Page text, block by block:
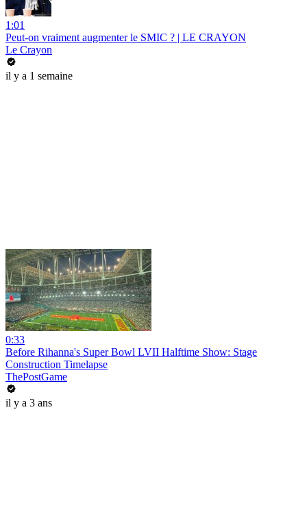
1:01
Peut-on vraiment augmenter le SMIC ? | LE CRAYON
Le Crayon
il y a 1 semaine
0:33
Before Rihanna's Super Bowl LVII Halftime Show: Stage
Construction Timelapse
ThePostGame
il y a 3 ans